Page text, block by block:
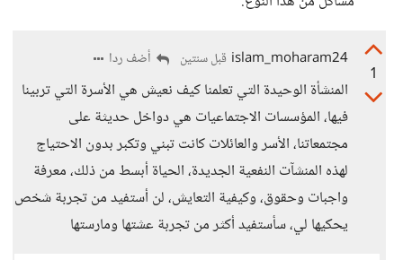
1
islam_moharam24 قبل سنتين أضف ردا
المنشأة الوحيدة التي تعلمنا كيف نعيش هي الأسرة التي تربينا
فيها، المؤسسات الاجتماعيات هي دواخل حديثة على
مجتمعاتنا، الأسر والعائلات كانت تبني وتكبر بدون الاحتياج
لهذه المنشآت النفعية الجديدة، الحياة أبسط من ذلك، معرفة
واجبات وحقوق، وكيفية التعايش، لن أستفيد من تجربة شخص
يحكيها لي، سأستفيد أكثر من تجربة عشتها ومارستها